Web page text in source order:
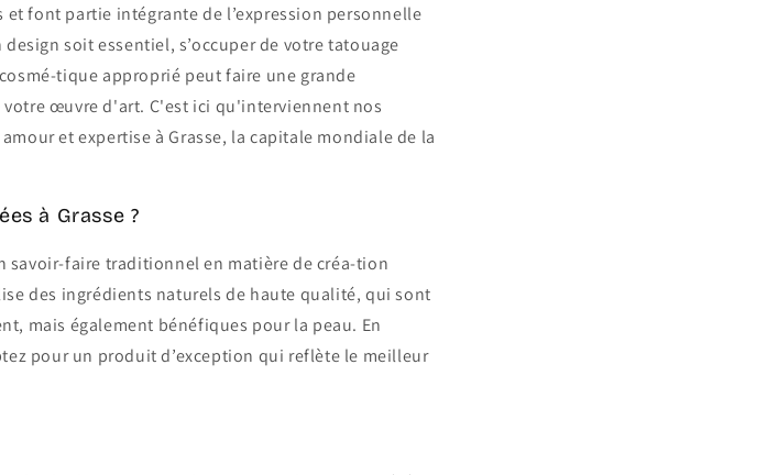
font partie intégrante de l’expression personnelle
soit essentiel, s’occuper de votre tatouage
tique approprié peut faire une grande
votre œuvre d'art. C'est ici qu'interviennent nos
et expertise à Grasse, la capitale mondiale de la
à Grasse ?
savoir-faire traditionnel en matière de créa-tion
des ingrédients naturels de haute qualité, qui sont
mais également bénéfiques pour la peau. En
pour un produit d’exception qui reflète le meilleur